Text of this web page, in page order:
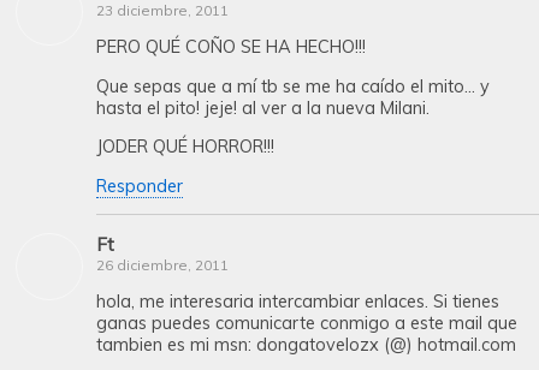
23 diciembre, 2011
PERO QUÉ COÑO SE HA HECHO!!!
Que sepas que a mí tb se me ha caído el mito… y
hasta el pito! jeje! al ver a la nueva Milani.
JODER QUÉ HORROR!!!
Responder
Ft
26 diciembre, 2011
hola, me interesaria intercambiar enlaces. Si tienes
ganas puedes comunicarte conmigo a este mail que
tambien es mi msn: dongatovelozx (@) hotmail.com